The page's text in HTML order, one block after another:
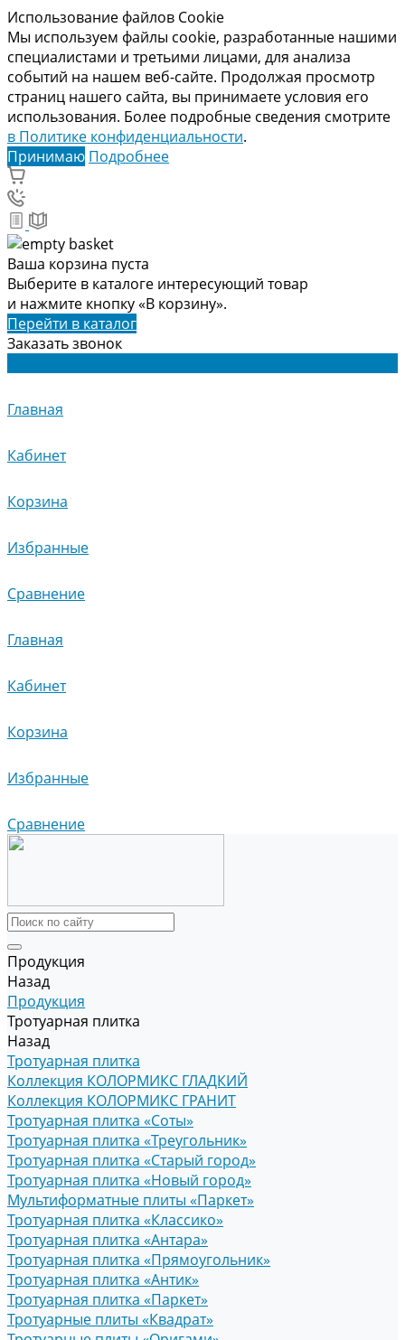
Использование файлов Cookie
Мы используем файлы cookie, разработанные нашими
специалистами и третьими лицами, для анализа
событий на нашем веб-сайте. Продолжая просмотр
страниц нашего сайта, вы принимаете условия его
использования. Более подробные сведения смотрите
в Политике конфиденциальности.
Принимаю Подробнее
Ваша корзина пуста
Выберите в каталоге интересующий товар
и нажмите кнопку «В корзину».
Перейти в каталог
Заказать звонок
Главная
Кабинет
Корзина
Избранные
Сравнение
Главная
Кабинет
Корзина
Избранные
Сравнение
Продукция
Назад
Продукция
Тротуарная плитка
Назад
Тротуарная плитка
Коллекция КОЛОРМИКС ГЛАДКИЙ
Коллекция КОЛОРМИКС ГРАНИТ
Тротуарная плитка «Соты»
Тротуарная плитка «Треугольник»
Тротуарная плитка «Старый город»
Тротуарная плитка «Новый город»
Мультиформатные плиты «Паркет»
Тротуарная плитка «Классико»
Тротуарная плитка «Антара»
Тротуарная плитка «Прямоугольник»
Тротуарная плитка «Антик»
Тротуарная плитка «Паркет»
Тротуарные плиты «Квадрат»